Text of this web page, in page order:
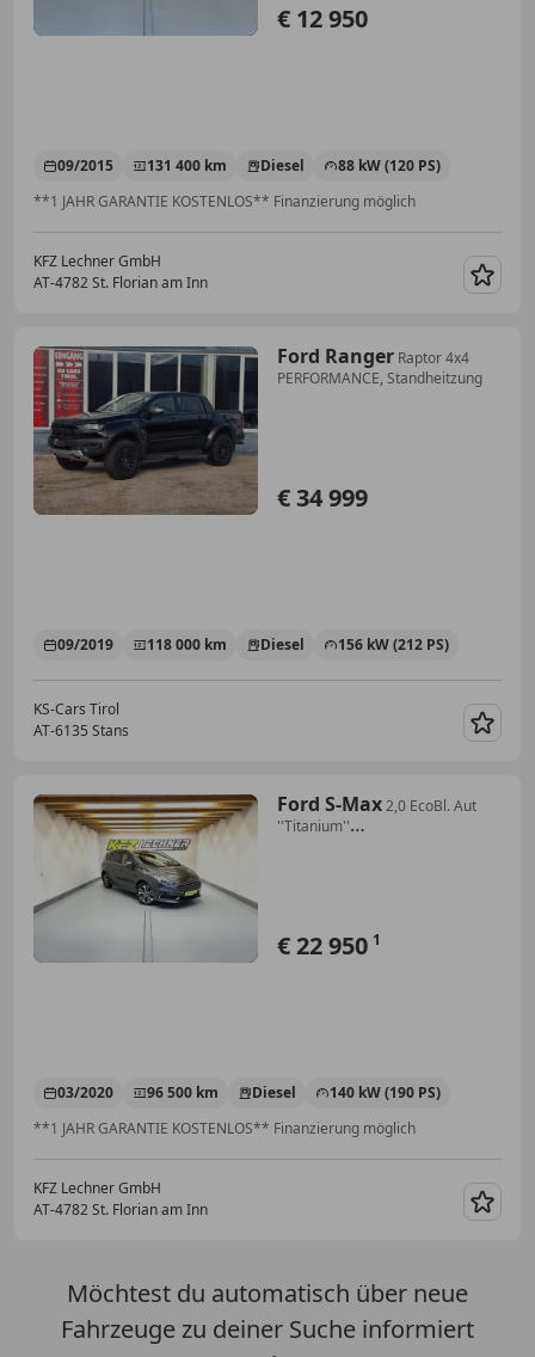
€ 12 950
09/2015 131 400 km Diesel
88 kW (120 PS)
**1 JAHR GARANTIE KOSTENLOS** Finanzierung möglich
KFZ Lechner GmbH
AT-4782 St. Florian am Inn
Ford Ranger Raptor 4x4
PERFORMANCE, Standheitzung
€ 34 999
09/2019 118 000 km Diesel 156 kW (212 PS)
KS-Cars Tirol
AT-6135 Stans
Ford S-Max2,0 EcoBl. Aut
''Titanium''
€ 22 950 1
03/2020 96 500 km Diesel
140 kW (190 PS)
**1 JAHR GARANTIE KOSTENLOS** Finanzierung möglich
KFZ Lechner GmbH
AT-4782 St. Florian am Inn
Möchtest du automatisch über neue
Fahrzeuge zu deiner Suche informiert